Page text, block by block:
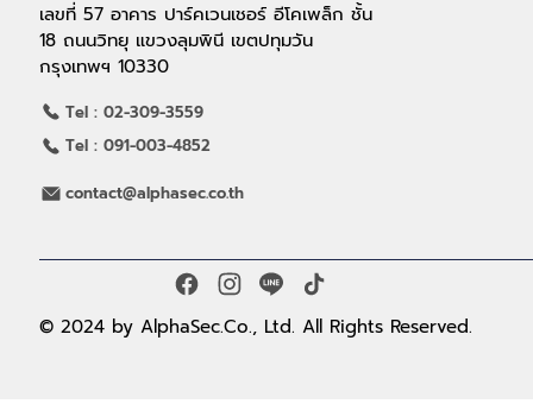
AUDIT ASSURANCE AND CONSULTING
เลขที่ 57 อาคาร ปาร์คเวนเชอร์ อีโคเพล็ก ชั้น
18 ถนนวิทยุ แขวงลุมพินี เขตปทุมวัน
contact@alphasec.co.th
Tel : 091-003-4852